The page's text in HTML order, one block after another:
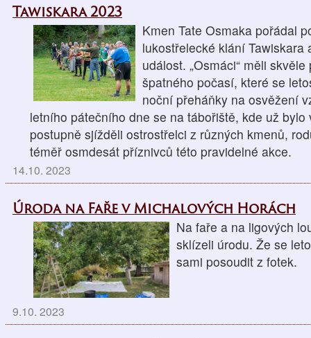
Tawiskara 2023
Kmen Tate Osmaka pořádal
lukostřelecké klání
událost. „Osmáci“ měli
špatného počasí, které se
noční přeháňky na osvěžení
letního pátečního dne se na tábořiště, kde už
postupně sjížděli ostrostřelci z různých kmenů,
téměř osmdesát příznivců této pravidelné akce.
14.10. 2023
Úroda na Faře v Michalových Horách
Na faře a na ligových
sklízeli úrodu. Že se
sami posoudit z fotek.
9.10. 2023